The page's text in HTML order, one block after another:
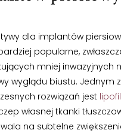
dla implantów
popularne,
mniej inwazyjnych
wyglądu biustu. Jednym z
rozwiązań jest
własnej tkanki
na subtelne